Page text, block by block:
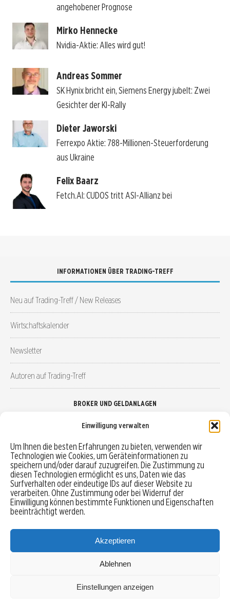
Einwilligung verwalten
Um Ihnen die besten Erfahrungen zu bieten, verwenden wir
Technologien wie Cookies, um Geräteinformationen zu
speichern und/oder darauf zuzugreifen. Die Zustimmung zu
diesen Technologien ermöglicht es uns, Daten wie das
Surfverhalten oder eindeutige IDs auf dieser Website zu
verarbeiten. Ohne Zustimmung oder bei Widerruf der
Einwilligung können bestimmte Funktionen und Eigenschaften
beeinträchtigt werden.
Akzeptieren
Ablehnen
Einstellungen anzeigen
angehobener Prognose
Mirko Hennecke
Nvidia-Aktie: Alles wird gut!
Andreas Sommer
SK Hynix bricht ein, Siemens Energy jubelt: Zwei
Gesichter der KI-Rally
Dieter Jaworski
Ferrexpo Aktie: 788-Millionen-Steuerforderung
aus Ukraine
Felix Baarz
Fetch.AI: CUDOS tritt ASI-Allianz bei
INFORMATIONEN ÜBER TRADING-TREFF
Neu auf Trading-Treff / New Releases
Wirtschaftskalender
Newsletter
Autoren auf Trading-Treff
BROKER UND GELDANLAGEN
Robo-Advisor vergleichen
Depotvergleich
Festgeld vergleichen
Tagesgeld vergleichen